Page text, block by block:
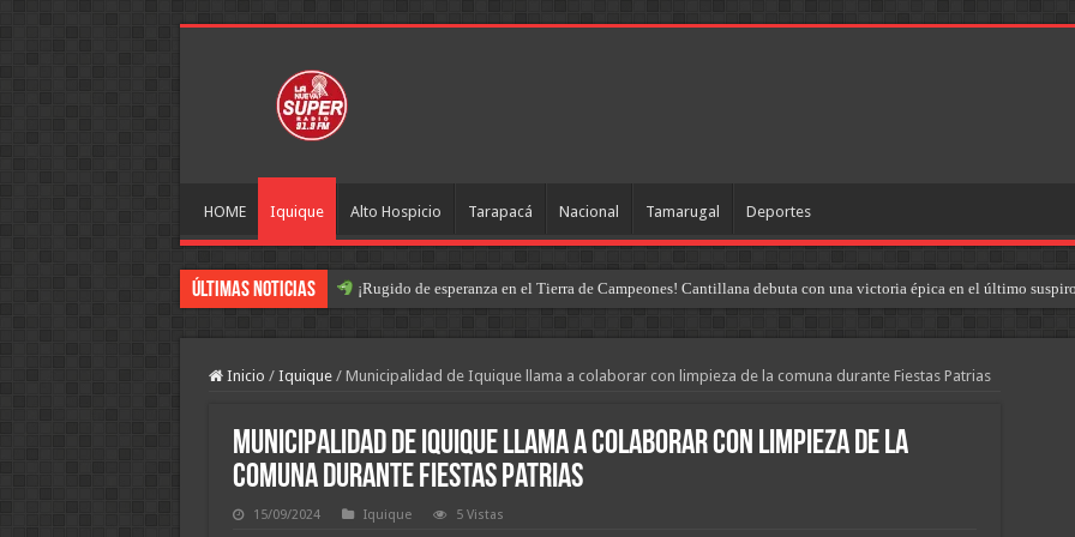
HOME Iquique Alto Hospicio Tarapacá Nacional Tamarugal Deportes
Últimas Noticias ¡Rugido de esperanza en el Tierra de Campeones! Cantillana debuta con una victoria épica en el último
Inicio / Iquique / Municipalidad de Iquique llama a colaborar con limpieza de la comuna durante Fiestas Patrias
Municipalidad de Iquique llama a colaborar con limpieza de la
comuna durante Fiestas Patrias
15/09/2024 Iquique 5 Vistas